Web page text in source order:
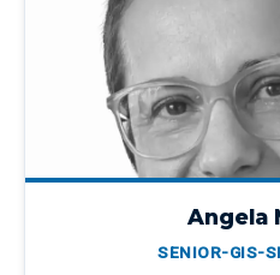
Angela
SENIOR-GIS-